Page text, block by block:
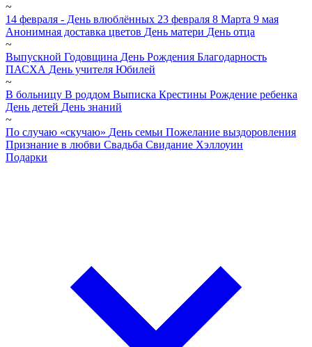
~
14 февраля - День влюблённых 23 февраля 8 Марта 9 мая
Анонимная доставка цветов День матери День отца
~
Выпускной Годовщина День Рождения Благодарность
ПАСХА День учителя Юбилей
~
В больницу В роддом Выписка Крестины Рождение ребенка
День детей День знаний
~
По случаю «скучаю» День семьи Пожелание выздоровления
Признание в любви Свадьба Свидание Хэллоуин
Подарки